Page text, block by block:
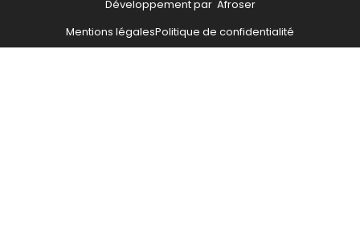
Développement par Afroser
Mentions légalesPolitique de confidentialité